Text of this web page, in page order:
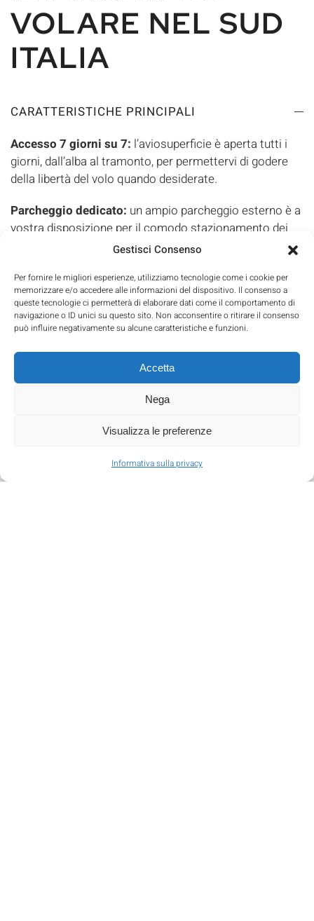
Gestisci Consenso
Per fornire le migliori esperienze, utilizziamo tecnologie come i cookie per
memorizzare e/o accedere alle informazioni del dispositivo. Il consenso a
queste tecnologie ci permetterà di elaborare dati come il comportamento di
navigazione o ID unici su questo sito. Non acconsentire o ritirare il consenso
può influire negativamente su alcune caratteristiche e funzioni.
Accetta
Nega
Visualizza le preferenze
Informativa sulla privacy
VOLARE NEL SUD
ITALIA
CARATTERISTICHE PRINCIPALI
Accesso 7 giorni su 7: l’aviosuperficie è aperta tutti i
giorni, dall’alba al tramonto, per permettervi di godere
della libertà del volo quando desiderate.
Parcheggio dedicato: un ampio parcheggio esterno è a
vostra disposizione per il comodo stazionamento dei
Servizi aeronautici:dalla nostra pista ben mantenuta
alle aviorimesse dotate di moderne telecamere di
sorveglianza H24, garantiamo un ambiente sicuro e
accogliente per le vostre esperienze di volo.
Regolamenti chiari:
i nostri regolamenti mirano a
garantire la sicurezza di tutti. Vi preghiamo di rispettarli
per assicurare un’esperienza piacevole per tutti gli